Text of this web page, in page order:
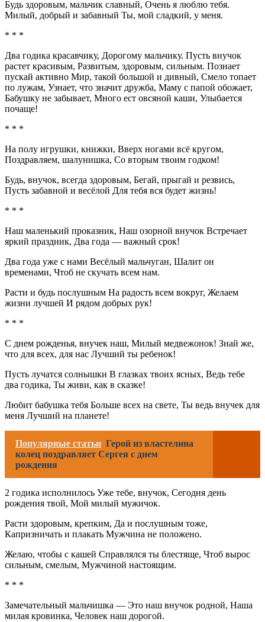
Будь здоровым, мальчик славный, Очень я люблю тебя.
Милый, добрый и забавный Ты, мой сладкий, у меня.
* * *
Два годика красавчику, Дорогому мальчику. Пусть внучок
растет красивым, Развитым, здоровым, сильным. Познает
пускай активно Мир, такой большой и дивный, Смело топает
по лужам, Узнает, что значит дружба, Маму с папой обожает,
Бабушку не забывает, Много ест овсяной каши, Улыбается
почаще!
* * *
На полу игрушки, книжки, Вверх ногами всё кругом,
Поздравляем, шалунишка, Со вторым твоим годком!
Будь, внучок, всегда здоровым, Бегай, прыгай и резвись,
Пусть забавной и весёлой Для тебя вся будет жизнь!
* * *
Наш маленький проказник, Наш озорной внучок Встречает
яркий праздник, Два года — важный срок!
Два года уже с нами Весёлый мальчуган, Шалит он
временами, Чтоб не скучать всем нам.
Расти и будь послушным На радость всем вокруг, Желаем
жизни лучшей И рядом добрых рук!
* * *
С днем рожденья, внучек наш, Милый медвежонок! Знай же,
что для всех, для нас Лучший ты ребенок!
Пусть лучатся солнышки В глазках твоих ясных, Ведь тебе
два годика, Ты живи, как в сказке!
Любит бабушка тебя Больше всех на свете, Ты ведь внучек для
меня Лучший на планете!
Популярные статьи Герой из властелина
колец поздравляет Сергея с днем
рождения
2 годика исполнилось Уже тебе, внучок, Сегодня день
рождения твой, Мой милый мужичок.
Расти здоровым, крепким, Да и послушным тоже,
Капризничать и плакать Мужчина не положено.
Желаю, чтобы с кашей Справлялся ты блестяще, Чтоб вырос
сильным, смелым, Мужчиной настоящим.
* * *
Замечательный мальчишка — Это наш внучок родной, Наша
милая кровинка, Человек наш дорогой.